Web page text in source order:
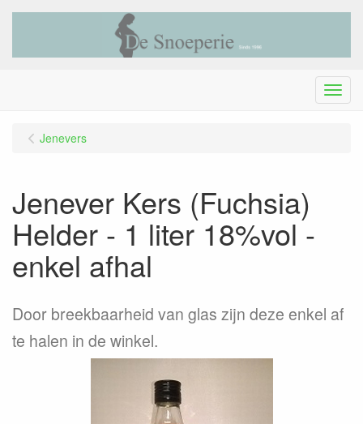
Menu
Jenevers
Jenever Kers (Fuchsia)
Helder - 1 liter 18%vol -
enkel afhal
Door breekbaarheid van glas zijn deze enkel af
te halen in de winkel.